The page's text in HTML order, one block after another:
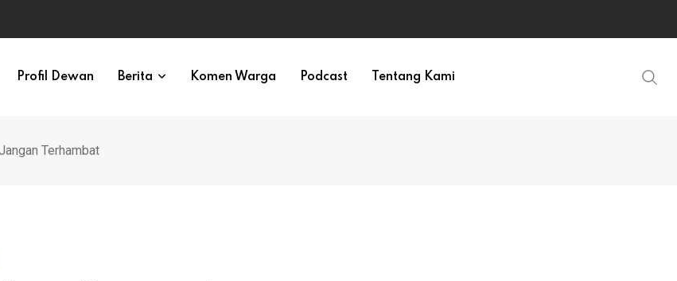
Profil Dewan Berita Komen Warga Podcast Tentang Kami
Terhambat